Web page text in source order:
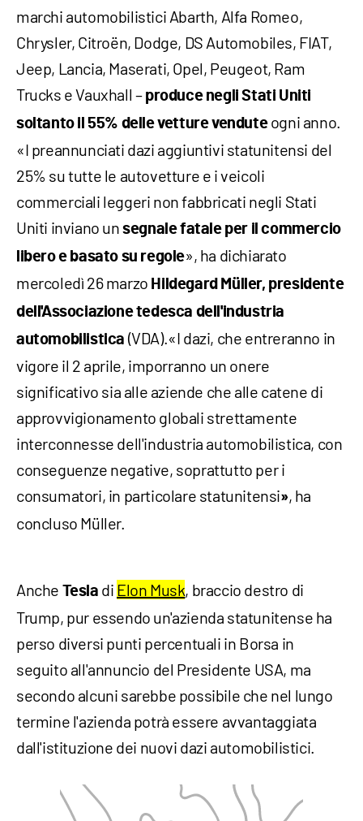
marchi automobilistici Abarth, Alfa Romeo,
Chrysler, Citroën, Dodge, DS Automobiles, FIAT,
Jeep, Lancia, Maserati, Opel, Peugeot, Ram
Trucks e Vauxhall – produce negli Stati Uniti
soltanto il 55% delle vetture venduteogni anno.
«I preannunciati dazi aggiuntivi statunitensi del
25% su tutte le autovetture e i veicoli
commerciali leggeri non fabbricati negli Stati
Uniti inviano unsegnale fatale per il commercio
libero e basato su regole», ha dichiarato
mercoledì 26 marzo Hildegard Müller, presidente
dell'Associazione tedesca dell'industria
automobilistica (VDA).«I dazi, che entreranno in
vigore il 2 aprile, imporranno un onere
significativo sia alle aziende che alle catene di
approvvigionamento globali strettamente
interconnesse dell'industria automobilistica, con
conseguenze negative, soprattutto per i
consumatori, in particolare statunitensi», ha
concluso Müller.
Anche Tesla di Elon Musk, braccio destro di
Trump, pur essendo un'azienda statunitense ha
perso diversi punti percentuali in Borsa in
seguito all'annuncio del Presidente USA, ma
secondo alcuni sarebbe possibile che nel lungo
termine l'azienda potrà essere avvantaggiata
dall'istituzione dei nuovi dazi automobilistici.